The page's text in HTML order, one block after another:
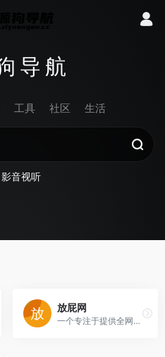
导航
工具 社区 生活
影音视听
放屁网
一个专注于提供全网MP3付费歌曲免费下载和在线播放的音乐平台。